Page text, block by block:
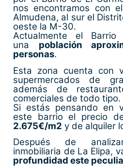
nos encontramos con
Almudena, al sur el
oeste la M-30.
Actualmente el
una población
personas.
Esta zona cuenta con
supermercados de
además de
comerciales de todo tipo.
Si estás pensando en
este barrio el precio
2.675€/m2 y de alquiler
Después de
inmobiliaria de La Elipa,
profundidad este